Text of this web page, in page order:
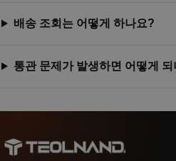
배송 조회는 어떻게 하나요?
통관 문제가 발생하면 어떻게 되